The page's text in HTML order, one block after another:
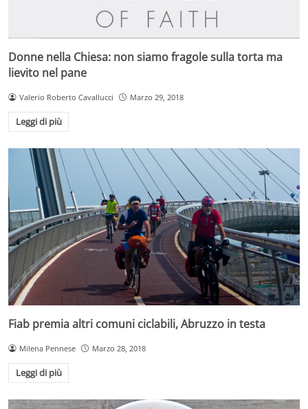
Donne nella Chiesa: non siamo fragole sulla torta ma
lievito nel pane
Valerio Roberto Cavallucci Marzo 29, 2018
Leggi di più
Fiab premia altri comuni ciclabili, Abruzzo in testa
Milena Pennese Marzo 28, 2018
Leggi di più